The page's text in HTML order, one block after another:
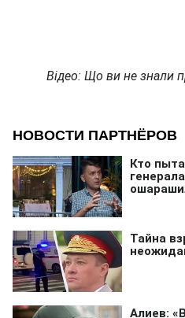
Відео: Що ви не знали